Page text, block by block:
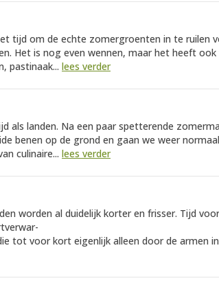
tijd om de echte zomergroenten in te ruilen
Het is nog even wennen, maar het heeft ook
pastinaak... lees verder
als landen. Na een paar spetterende
benen op de grond en gaan we weer
culinaire... lees verder
worden al duidelijk korter en frisser. Tijd
tot voor kort eigenlijk alleen door de armen